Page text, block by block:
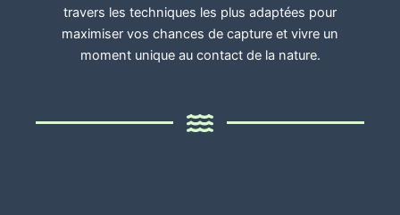
travers les techniques les plus adaptées pour
maximiser vos chances de capture et vivre un
moment unique au contact de la nature.